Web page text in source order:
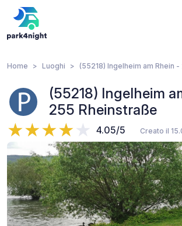
Home Luoghi (55218) Ingelheim am Rhein
(55218) Ingelheim
255 Rheinstraße
4.05/5 Creato il